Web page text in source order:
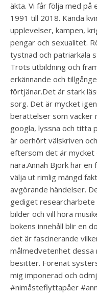
äkta. Vi får följa med på
1991 till 2018. Kända
upplevelser, kampen,
pengar och sexualitet.
tystnad och patriarkala
Trots utbildning och
erkännande och
förtjänar.️Det är stark
sorg. Det är mycket
berättelser som väcker
googla, lyssna och titta
är oerhört välskriven
eftersom det är mycket
nära.Annah Björk har
välja ut rimlig mängd
avgörande händelser.
gediget researcharbete
bilder och vill höra
bokens innehåll blir en
det är fascinerande
målmedvetenhet
besitter. Förenat
mig imponerad och
#nimåsteflyttapåer